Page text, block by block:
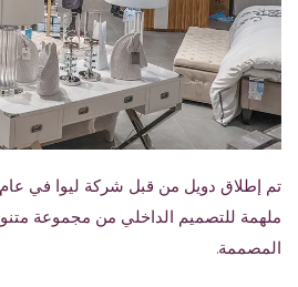
ملهمة للتصميم الداخلي من مجموعة
المصممة.